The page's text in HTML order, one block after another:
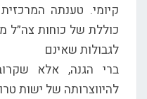
קיומי. טענתה
כוללת של כוחות צה”ל
לגבולות שאינם
ברי הגנה, אלא
להיווצרותה של ישות